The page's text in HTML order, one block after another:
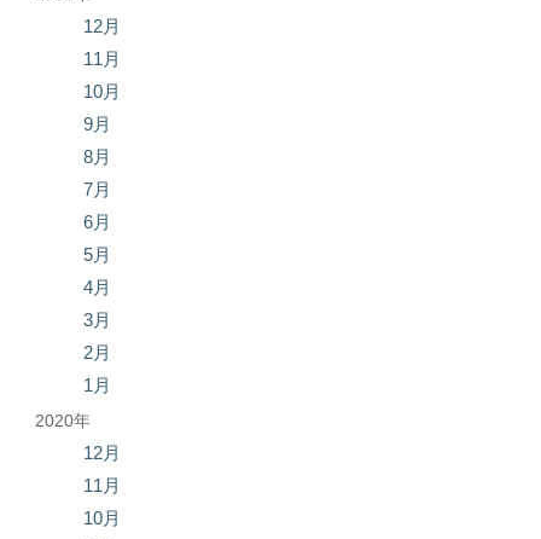
12月
11月
10月
9月
8月
7月
6月
5月
4月
3月
2月
1月
2020年
12月
11月
10月